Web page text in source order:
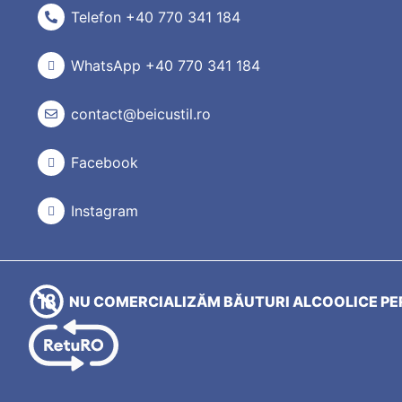
Telefon +40 770 341 184
WhatsApp +40 770 341 184
contact@beicustil.ro
Facebook
Instagram
NU COMERCIALIZĂM BĂUTURI ALCOOLICE